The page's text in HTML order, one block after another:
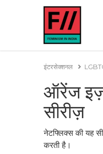
इंटरसेक्शनल
ऑरेंज इज़
सीरीज़
नेटफ्लिक्स की यह
करती है।